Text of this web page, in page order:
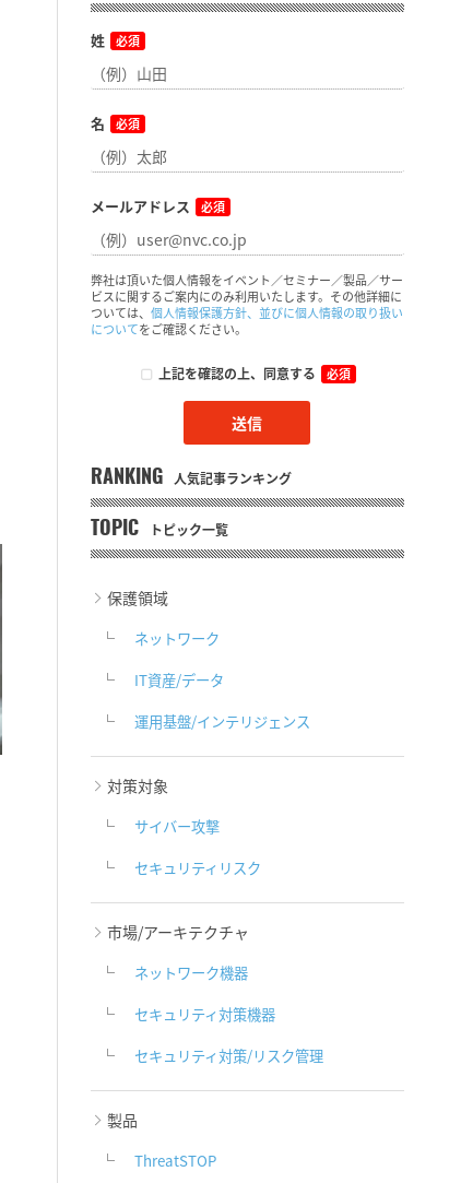
姓 必須
名 必須
メールアドレス 必須
弊社は頂いた個人情報をイベント／セミナー／製品／サー
ビスに関するご案内にのみ利用いたします。その他詳細に
ついては、 個人情報保護方針、並びに個人情報の取り扱い
についてをご確認ください。
上記を確認の上、同意する 必須
RANKING 人気記事ランキング
TOPIC トピック一覧
保護領域
ネットワーク
IT資産/データ
運用基盤/インテリジェンス
対策対象
サイバー攻撃
セキュリティリスク
市場/アーキテクチャ
ネットワーク機器
セキュリティ対策機器
セキュリティ対策/リスク管理
製品
ThreatSTOP